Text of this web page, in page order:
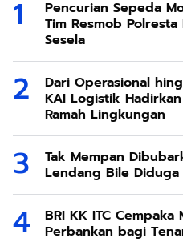
Pencurian Sepeda
Tim Resmob
Sesela
Dari Operasional
KAI Logistik
Ramah Lingkungan
Tak Mempan
Lendang Bile
BRI KK ITC
Perbankan bagi